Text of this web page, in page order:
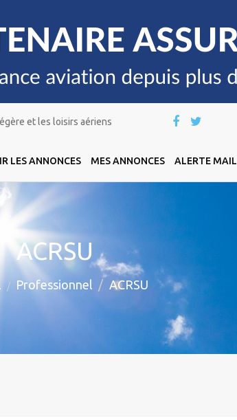
et les loisirs aériens
LES ANNONCES MES ANNONCES ALERTE MAIL
ACRSU
Professionnel ACRSU